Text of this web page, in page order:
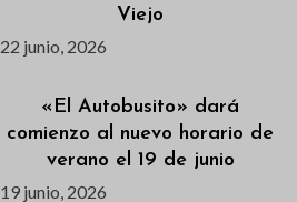
Viejo
22 junio, 2026
«El Autobusito» dará
comienzo al nuevo horario de
verano el 19 de junio
19 junio, 2026